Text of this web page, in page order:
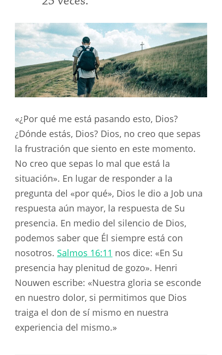
«¿Por qué me está pasando esto, Dios?
¿Dónde estás, Dios? Dios, no creo que sepas
la frustración que siento en este momento.
No creo que sepas lo mal que está la
situación». En lugar de responder a la
pregunta del «por qué», Dios le dio a Job una
respuesta aún mayor, la respuesta de Su
presencia. En medio del silencio de Dios,
podemos saber que Él siempre está con
nosotros. Salmos 16:11 nos dice: «En Su
presencia hay plenitud de gozo». Henri
Nouwen escribe: «Nuestra gloria se esconde
en nuestro dolor, si permitimos que Dios
traiga el don de sí mismo en nuestra
experiencia del mismo.»